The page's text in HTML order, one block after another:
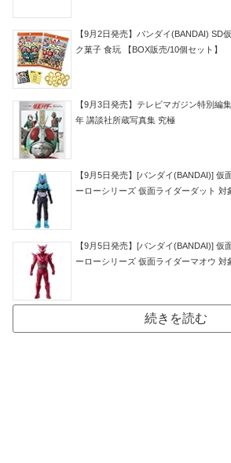
【9月2日発売】バンダイ(BANDAI) SD
ク菓子 食玩 【BOX販売/10個セット】
【9月3日発売】テレビマガジン特別編
年 講談社所蔵写真集 究極
【9月5日発売】[バンダイ(BANDAI)] 仮
ーローシリーズ 仮面ライダーダット 対
【9月5日発売】[バンダイ(BANDAI)] 仮
ーローシリーズ 仮面ライダーマオウ 対
続きを読む